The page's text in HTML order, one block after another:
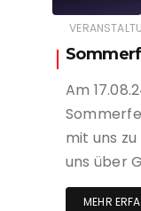
Am
mit uns
uns über
MEHR